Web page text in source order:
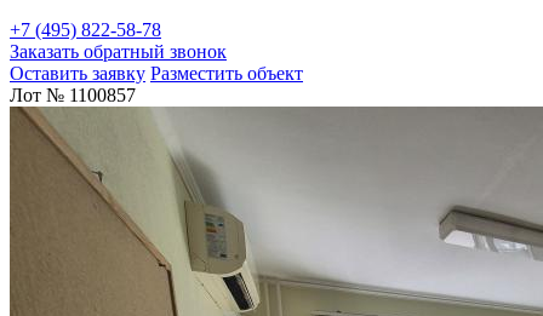
+7 (495) 822-58-78
Заказать обратный звонок
Оставить заявку Разместить объект
Лот № 1100857